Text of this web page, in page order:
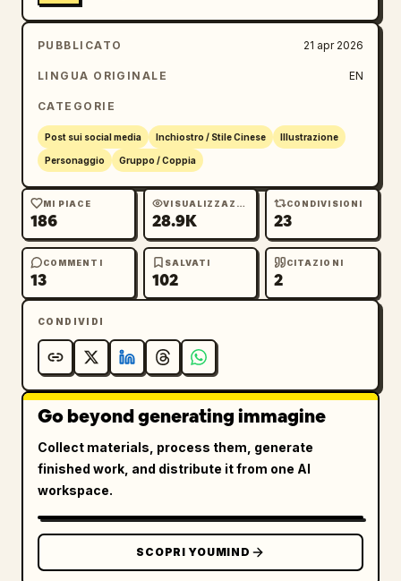
PUBBLICATO 21 apr 2026
LINGUA ORIGINALE EN
CATEGORIE
Post sui social media Inchiostro / Stile Cinese Illustrazione
Personaggio Gruppo / Coppia
MI PIACE
186
VISUALIZZAZIONI
28.9K
CONDIVISIONI
23
COMMENTI
13
SALVATI
102
CITAZIONI
2
CONDIVIDI
Go beyond generating immagine
Collect materials, process them, generate
finished work, and distribute it from one AI
workspace.
SCOPRI YOUMIND